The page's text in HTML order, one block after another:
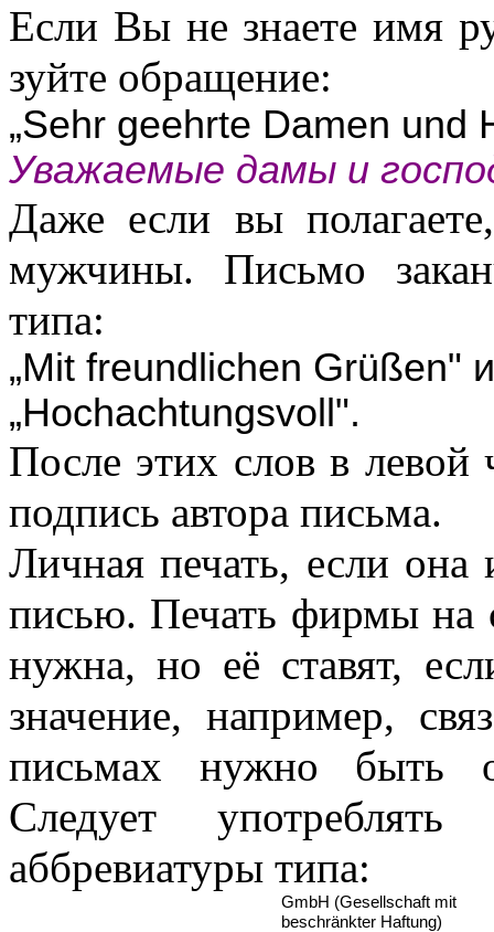
Если Вы не знаете имя
зуйте обращение:
„Sehr geehrte Damen und
Уважаемые дамы и
Даже если вы
мужчины. Письмо
типа:
„Mit freundlichen Grüßen"
„Hochachtungsvoll".
После этих слов в левой
подпись автора письма.
Личная печать, если
писью. Печать фирмы на
нужна, но её ставят,
значение, например,
письмах нужно быть
Следует
аббревиатуры типа:
GmbH (Gesellschaft mit
beschränkter Haftung)